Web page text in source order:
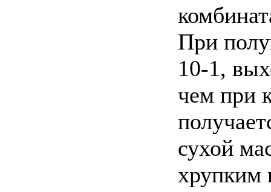
При
10-1,
чем при
сухой
хрупким